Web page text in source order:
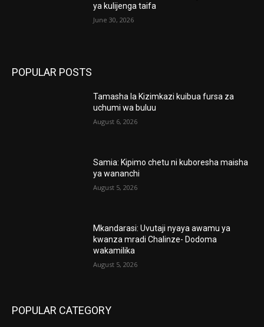
ya kulijenga taifa
June 30, 2026
POPULAR POSTS
Tamasha la Kizimkazi kuibua fursa za
uchumi wa buluu
August 6, 2026
Samia: Kipimo chetu ni kuboresha maisha
ya wananchi
August 5, 2026
Mkandarasi: Uvutaji nyaya awamu ya
kwanza mradi Chalinze- Dodoma
wakamilika
August 5, 2026
POPULAR CATEGORY